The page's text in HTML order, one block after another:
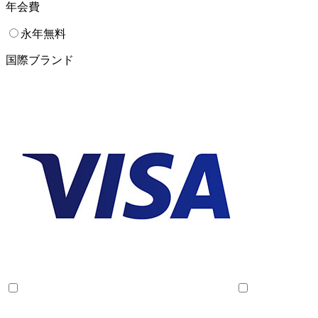
年会費
永年無料
国際ブランド